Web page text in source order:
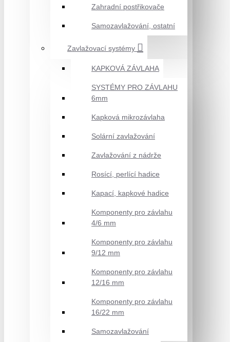
Zahradní postřikovače
Samozavlažování, ostatní
Zavlažovací systémy
KAPKOVÁ ZÁVLAHA
SYSTÉMY PRO ZÁVLAHU
6mm
Kapková mikrozávlaha
Solární zavlažování
Zavlažování z nádrže
Rosící, perlící hadice
Kapací, kapkové hadice
Komponenty pro závlahu
4/6 mm
Komponenty pro závlahu
9/12 mm
Komponenty pro závlahu
12/16 mm
Komponenty pro závlahu
16/22 mm
Samozavlažování